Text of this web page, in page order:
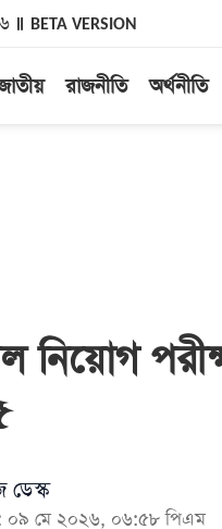
BETA VERSION
রাজনীতি অর্থনীতি
নিয়োগ
০৯ মে ২০২৬, ০৬:৫৮ পিএম